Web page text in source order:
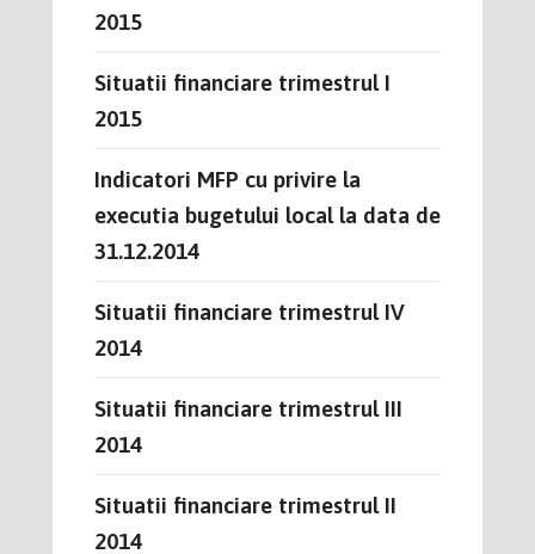
2015
Situatii financiare trimestrul I
2015
Indicatori MFP cu privire la
executia bugetului local la data de
31.12.2014
Situatii financiare trimestrul IV
2014
Situatii financiare trimestrul III
2014
Situatii financiare trimestrul II
2014